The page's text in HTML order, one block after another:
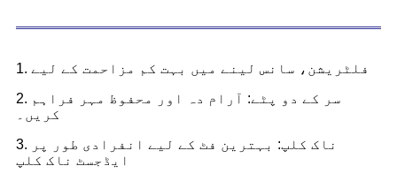
1. فلٹریشن، سانس لینے میں بہت کم مزاحمت کے لیے
2. سر کے دو پٹے: آرام دہ اور محفوظ مہر فراہم
کریں۔
3. ناک کلپ: بہترین فٹ کے لیے انفرادی طور پر
ایڈجسٹ ناک کلپ